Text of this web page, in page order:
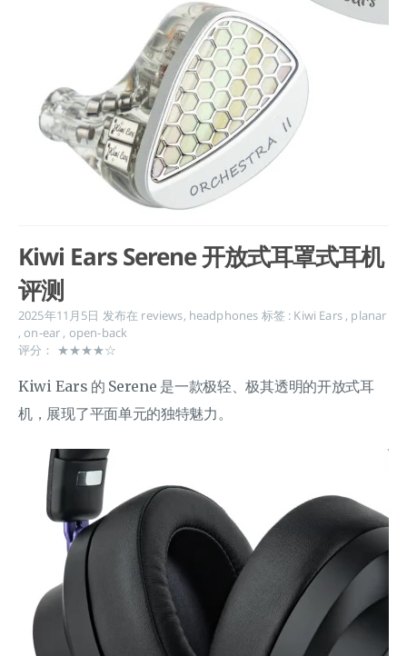
Kiwi Ears Serene 开放式耳罩式耳机
评测
2025年11月5日 发布在 reviews, headphones 标签 : Kiwi Ears , planar
, on-ear , open-back
评分： ★★★★☆
Kiwi Ears 的 Serene 是一款极轻、极其透明的开放式耳
机，展现了平面单元的独特魅力。